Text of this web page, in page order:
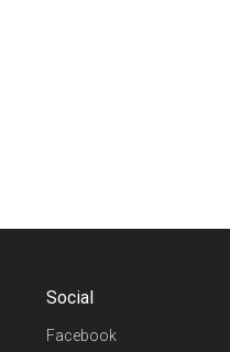
Social
Facebook